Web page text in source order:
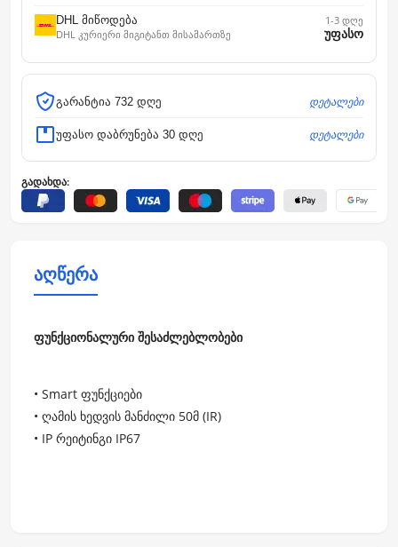
DHL მიწოდება
DHL კურიერი მიგიტანთ მისამართზე
1-3 დღე
უფასო
გარანტია 732 დღე დეტალები
უფასო დაბრუნება 30 დღე დეტალები
გადახდა:
აღწერა
ფუნქციონალური შესაძლებლობები
• Smart ფუნქციები
• ღამის ხედვის მანძილი 50მ (IR)
• IP რეიტინგი IP67